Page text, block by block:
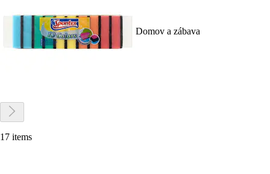
Domov a zábava
17 items